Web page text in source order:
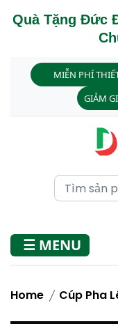
Quà Tặng Đức
MIỄN PHÍ
GIẢM
☰ MENU
Home Cúp Pha